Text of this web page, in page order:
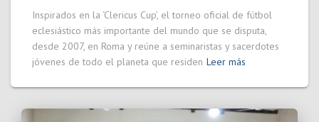
Inspirados en la ‘Clericus Cup’, el torneo oficial de fútbol
eclesiástico más importante del mundo que se disputa,
desde 2007, en Roma y reúne a seminaristas y sacerdotes
jóvenes de todo el planeta que residen Leer más